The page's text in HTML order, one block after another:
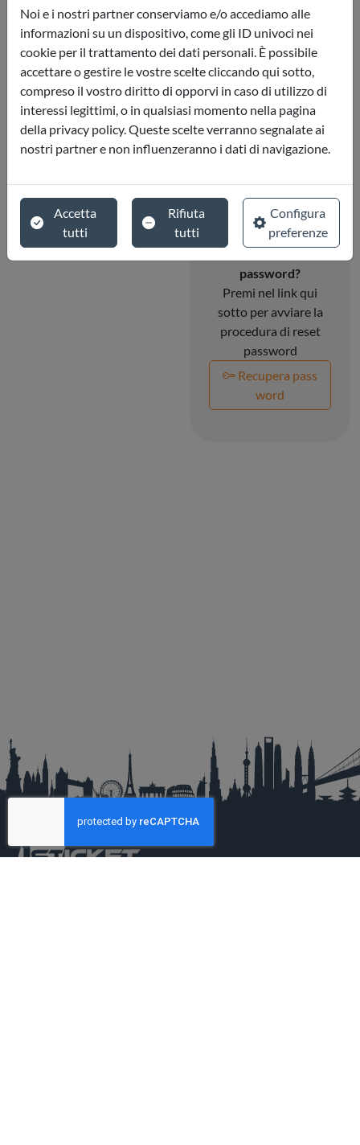
registrato e vuoi
lavorare con noi?
Iscriviti
gratuitamente per
vedere le condizioni
che ti abbiamo
riservato sui nostri
prodotti
password?
Premi nel link qui
sotto per avviare la
procedura di reset
password
Recupera pass
word
Noi e i nostri partner conserviamo e/o accediamo alle
informazioni su un dispositivo, come gli ID univoci nei
cookie per il trattamento dei dati personali. È possibile
accettare o gestire le vostre scelte cliccando qui sotto,
compreso il vostro diritto di opporvi in caso di utilizzo di
interessi legittimi, o in qualsiasi momento nella pagina
della privacy policy. Queste scelte verranno segnalate ai
nostri partner e non influenzeranno i dati di navigazione.
Accetta
tutti
Rifiuta
tutti
Configura
preferenze